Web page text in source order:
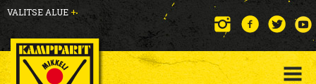
VALITSE ALUE +